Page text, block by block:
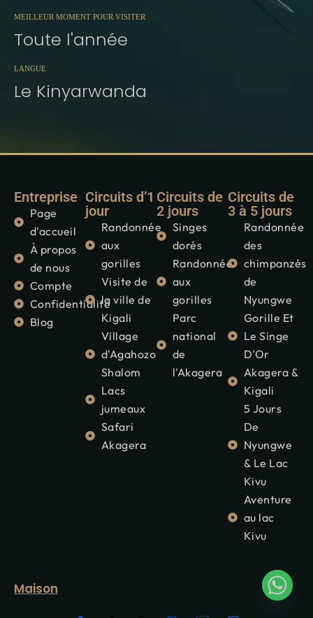
MEILLEUR MOMENT POUR VISITER
Toute l'année
LANGUE
Le Kinyarwanda
Entreprise
Page
d'accueil
À propos
de nous
Compte
Confidentialité
Blog
Circuits d’1
jour
Randonnée
aux
gorilles
Visite de
la ville de
Kigali
Village
d'Agahozo
Shalom
Lacs
jumeaux
Safari
Akagera
Circuits de
2 jours
Singes
dorés
Randonnée
aux
gorilles
Parc
national
de
l'Akagera
Circuits de
3 à 5 jours
Randonnée
des
chimpanzés
de
Nyungwe
Gorille Et
Le Singe
D'Or
Akagera &
Kigali
5 Jours
De
Nyungwe
& Le Lac
Kivu
Aventure
au lac
Kivu
Maison